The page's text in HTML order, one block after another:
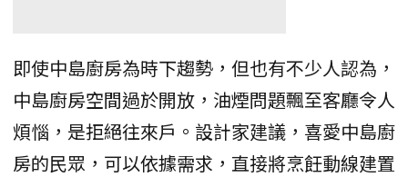
即使中島廚房為時下趨勢，但也有不少人認為，
中島廚房空間過於開放，油煙問題飄至客廳令人
煩惱，是拒絕往來戶。設計家建議，喜愛中島廚
房的民眾，可以依據需求，直接將烹飪動線建置